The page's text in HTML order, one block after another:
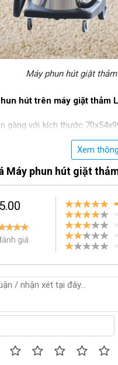
Máy phun hút giặt
hút trên máy giặt thảm
gàng với kích thước
khác nhau để thực hiện
thảm phun hút LC-
dễ dàng, tiện lợi, giúp
bị tới những khu vực có
sàn.
cấu thành nên tiết bị được
máy phun hút giặt
nghiệp tiết kiệm tối đa
motor có công suất làm
Xem
Máy phun hút giặt
5.00
giá